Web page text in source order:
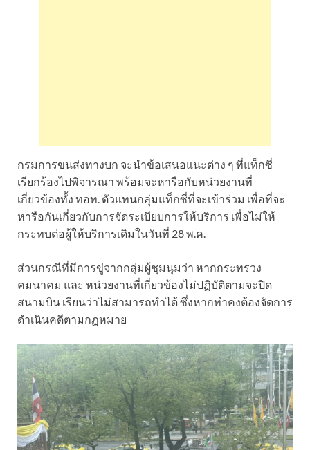
กรมการขนส่งทางบก จะนำข้อเสนอแนะต่าง ๆ ที่แท็กซี่
เรียกร้องไปพิจารณา พร้อมจะหารือกับหน่วยงานที่
เกี่ยวข้องทั้ง ทอท. ตัวแทนกลุ่มแท็กซี่ที่จะเข้าร่วม เพื่อที่จะ
หารือกันเกี่ยวกับการจัดระเบียบการให้บริการ เพื่อไม่ให้
กระทบต่อผู้ให้บริการเดิมในวันที่ 28 พ.ค.
ส่วนกรณีที่มีการขู่จากกลุ่มผู้ชุมนุมว่า หากกระทรวง
คมนาคม และ หน่วยงานที่เกี่ยวข้องไม่ปฏิบัติตามจะปิด
สนามบิน เรียนว่าไม่สามารถทำได้ ซึ่งหากทำคงต้องจัดการ
ดำเนินคดีตามกฏหมาย